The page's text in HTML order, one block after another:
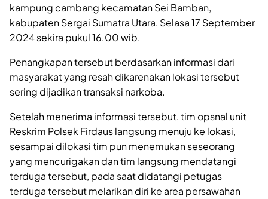
kampung cambang kecamatan Sei Bamban,
kabupaten Sergai Sumatra Utara, Selasa 17 September
2024 sekira pukul 16.00 wib.
Penangkapan tersebut berdasarkan informasi dari
masyarakat yang resah dikarenakan lokasi tersebut
sering dijadikan transaksi narkoba.
Setelah menerima informasi tersebut, tim opsnal unit
Reskrim Polsek Firdaus langsung menuju ke lokasi,
sesampai dilokasi tim pun menemukan seseorang
yang mencurigakan dan tim langsung mendatangi
terduga tersebut, pada saat didatangi petugas
terduga tersebut melarikan diri ke area persawahan